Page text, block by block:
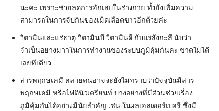
นะคะ เพราะช่วยลดการอักเสบในร่างกาย ทั้งยังเพิ่มความ
สามารถในการจับกินของเม็ดเลือดขาวอีกด้วยค่ะ
วิตามินและแร่ธาตุ วิตามินบี วิตามินดี กับแร่สังกะสี นับว่า
จำเป็นอย่างมากในการทำงานของระบบภูมิคุ้มกันค่ะ ขาดไม่ได้
เลยทีเดียว
สารพฤกษเคมี หลายคนอาจจะยังไม่ทราบว่าปัจจุบันมีสาร
พฤกษเคมี หรือไฟตินิวเตรียนท์ บางอย่างที่มีส่วนช่วยเรื่อง
ภูมิคุ้มกันได้อย่างมีนัยสำคัญ เช่น ในผลเอลเดอร์เบอรี ซึ่งมี